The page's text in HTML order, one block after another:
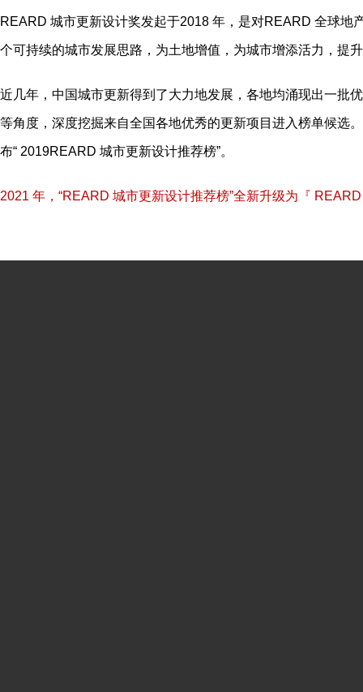
REARD 城市更新设计奖发起于2018 年，是对REARD 全球地
个可持续的城市发展思路，为土地增值，为城市增添活力，提
近几年，中国城市更新得到了大力地发展，各地均涌现出一批
等角度，深度挖掘来自全国各地优秀的更新项目进入榜单候选
布“ 2019REARD 城市更新设计推荐榜”。
2021 年，“REARD 城市更新设计推荐榜”全新升级为『